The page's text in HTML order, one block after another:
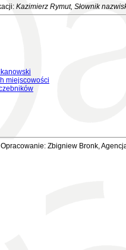
Kazimierz Rymut, Słownik
miejscowości
Opracowanie: Zbigniew Bronk,